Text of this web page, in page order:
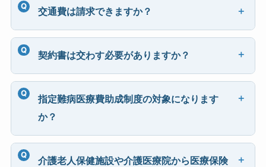
交通費は請求できますか？
契約書は交わす必要がありますか？
指定難病医療費助成制度の対象になります
か？
介護老人保健施設や介護医療院から医療保険